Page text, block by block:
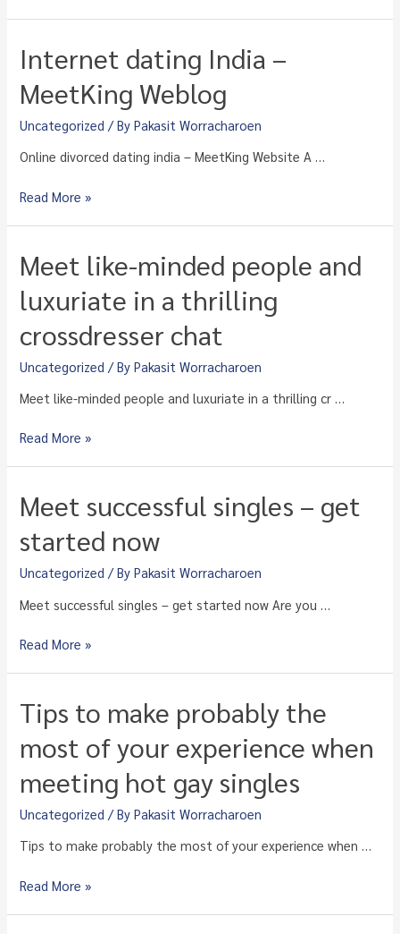
Review
our
very
fraud
–
Internet dating India –
MeetKing Weblog
Uncategorized / ByPakasit Worracharoen
Online divorced dating india – MeetKing Website A …
Internet
MeetKing
Weblog
Read More »
Meet like-minded people and
luxuriate in a thrilling
crossdresser chat
Uncategorized / ByPakasit Worracharoen
Meet like-minded people and luxuriate in a thrilling cr …
Meet
and
luxuriate
in
a
crossdresser
Read More »
Meet successful singles – get
started now
Uncategorized / ByPakasit Worracharoen
Meet successful singles – get started now Are you …
Meet
now
Read More »
Tips to make probably the
most of your experience when
meeting hot gay singles
Uncategorized / ByPakasit Worracharoen
Tips to make probably the most of your experience when …
Tips
Read More »